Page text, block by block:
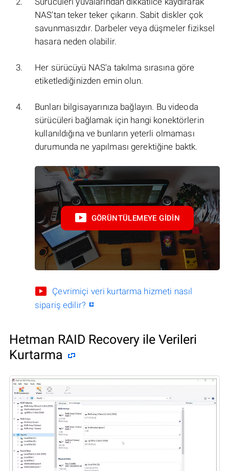
NAS'tan teker teker çıkarın. Sabit diskler çok
savunmasızdır. Darbeler veya düşmeler fiziksel
hasara neden olabilir.
Her sürücüyü NAS'a takılma sırasına göre
etiketlediğinizden emin olun.
Bunları bilgisayarınıza bağlayın. Bu videoda
sürücüleri bağlamak için hangi konektörlerin
kullanıldığına ve bunların yeterli olmaması
durumunda ne yapılması gerektiğine baktk.
GÖRÜNTÜLEMEYE GIDIN
Çevrimiçi veri kurtarma hizmeti nasıl
sipariş edilir?
Hetman RAID Recovery ile Verileri
Kurtarma